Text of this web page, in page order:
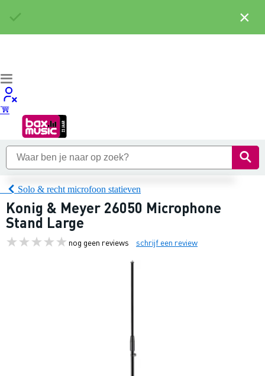
Solo & recht microfoon statieven
Konig & Meyer 26050 Microphone
Stand Large
nog geen reviews schrijf een review
×